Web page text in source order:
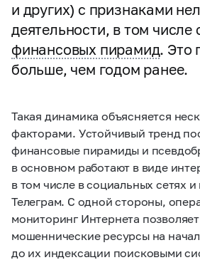
и других) с признаками
деятельности, в том числе
финансовых пирамид. Это
больше, чем годом ранее.
Такая динамика объясняется
факторами. Устойчивый тренд
финансовые пирамиды и
в основном работают в виде
в том числе в социальных сетях
Телеграм. С одной стороны,
мониторинг Интернета
мошеннические ресурсы на
до их индексации поисковыми